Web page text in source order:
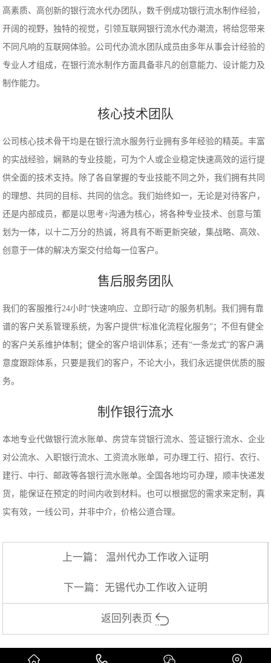
高素质、高创新的银行流水代办团队，数千例成功银行流水制作经验，
开阔的视野，独特的视觉，引领互联网银行流水代办潮流，将给您带来
不同凡响的互联网体验。公司代办流水团队成员由多年从事会计经验的
专业人才组成，在银行流水制作方面具备非凡的创意能力、设计能力及
制作能力。
核心技术团队
公司核心技术骨干均是在银行流水服务行业拥有多年经验的精英。丰富
的实战经验，娴熟的专业技能，可为个人或企业稳定快速高效的运行提
供全面的技术支持。除了各自掌握的专业技能不同之外，我们拥有共同
的理想、共同的目标、共同的信念。我们始终如一，无论是对待客户，
还是内部成员，都是以思考+沟通为核心，将各种专业技术、创意与策
划为一体，以十二万分的热诚，将具有不断更新突破，集战略、高效、
创意于一体的解决方案交付给每一位客户。
售后服务团队
我们的客服推行24小时“快速响应、立即行动“的服务机制。我们拥有靠
谱的客户关系管理系统，为客户提供“标准化流程化服务”；不但有健全
的客户关系维护体制；健全的客户培训体系；还有“一条龙式”的客户满
意度跟踪体系，只要是我们的客户，不论大小，我们永远提供优质的服
务。
制作银行流水
本地专业代做银行流水账单、房贷车贷银行流水、签证银行流水、企业
对公流水、入职银行流水、工资流水账单，可办理工行、招行、农行、
建行、中行、邮政等各银行流水账单。全国各地均可办理，顺丰快递发
货，能保证在预定的时间内收到材料。也可以根据您的需求来定制，真
实有效，一线公司，并非中介，价格公道合理。
上一篇： 温州代办工作收入证明
下一篇： 无锡代办工作收入证明
返回列表页